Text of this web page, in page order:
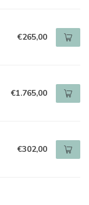
€265,00
€1.765,00
€302,00